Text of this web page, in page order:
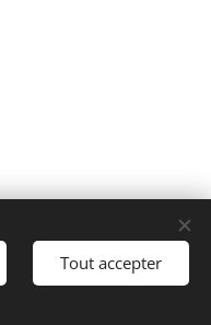
Cookies
Français
Tout accepter